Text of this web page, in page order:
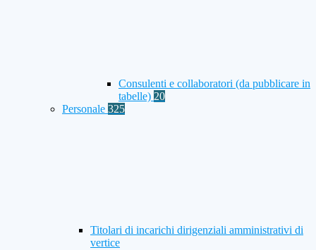
Consulenti e collaboratori (da pubblicare in
tabelle) 20
Personale 325
Titolari di incarichi dirigenziali amministrativi di
vertice